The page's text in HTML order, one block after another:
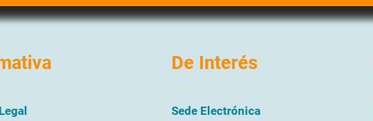
De Interés
Sede Electrónica